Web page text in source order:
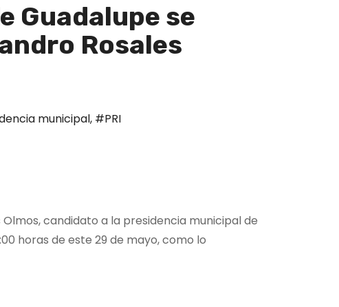
Guadalupe se
Rosales
municipal, #PRI
candidato a la presidencia municipal de
horas de este 29 de mayo, como lo